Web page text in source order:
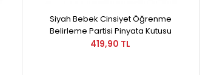
Siyah Bebek Cinsiyet Öğrenme
Belirleme Partisi Pinyata Kutusu
419,90 TL